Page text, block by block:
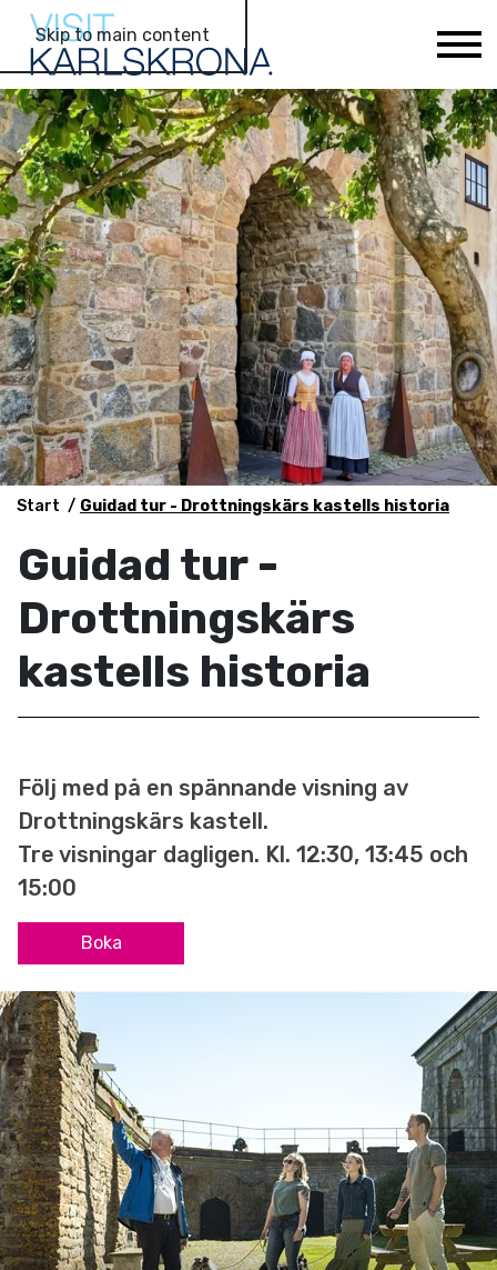
Skip to main content
Start Guidad tur - Drottningskärs kastells historia
Guidad tur -
Drottningskärs
kastells historia
Följ med på en spännande visning av
Drottningskärs kastell.
Tre visningar dagligen. Kl. 12:30, 13:45 och
15:00
Boka